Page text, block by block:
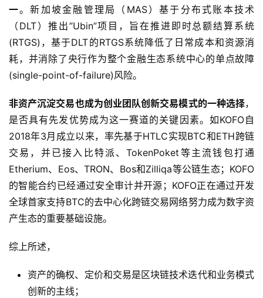
一。新加坡金融管理局（MAS）基于分布式账本技术
（DLT）推出”Ubin”项目，旨在推进即时总额结算系统
(RTGS)，基于DLT的RTGS系统降低了日常成本和资源消
耗，并消除了央行作为整个金融生态系统中心的单点故障
(single-point-of-failure)风险。
非资产沉淀交易也成为创业团队创新交易模式的一种选择，
是否具有先发优势成为这一赛道的关键因素。如KOFO自
2018年3月成立以来，率先基于HTLC实现BTC和ETH跨链
交易，并已接入比特派、TokenPoket等主流钱包打通
Etherium、Eos、TRON、Bos和Zilliqa等公链生态；KOFO
的智能合约已经通过安全审计并开源；KOFO正在通过开发
全球首家支持BTC的去中心化跨链交易网络努力成为数字资
产生态的重要基础设施。
综上所述，
资产的确权、定价和交易是区块链技术迭代和业务模式
创新的主线；